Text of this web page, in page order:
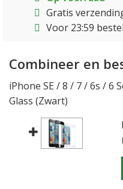
Gratis
Voor 23:59
Combineer en
iPhone SE / 8 / 7 / 6s / 6
Glass (Zwart)